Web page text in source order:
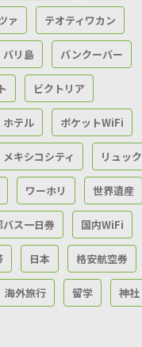
ァ テオティワカン
バリ島 バンクーバー
ビクトリア
ホテル ポケットWiFi
メキシコシティ リュック
ワーホリ 世界遺産
バス一日券 国内WiFi
日本 格安航空券
海外旅行 留学 神社